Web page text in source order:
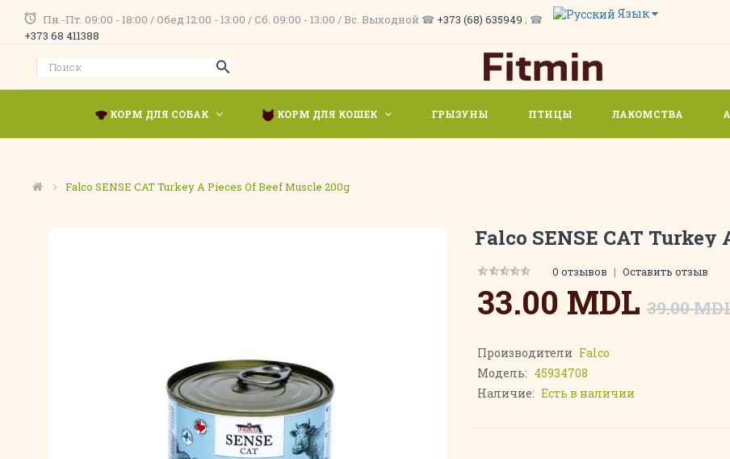
Пн.-Пт. 09:00 - 18:00 / Обед 12:00 - 13:00 / Сб. 09:00 - 13:00 / Вс. Выходной ☎ +373 (68) 635949 ; ☎
+373 68 411388
Язык
КОРМ ДЛЯ СОБАК КОРМ ДЛЯ КОШЕК ГРЫЗУНЫ ПТИЦЫ ЛАКОМСТВА
Falco SENSE CAT Turkey A Pieces Of Beef Muscle 200g
Falco SENSE CAT Turkey
0 отзывов | Оставить отзыв
33.00 MDL 39.00
Производители Falco
Модель: 45934708
Наличие: Есть в наличии